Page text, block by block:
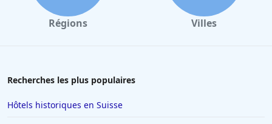
Hôtels au Touquet-Paris-Plage
Hôtels au Lavandou
Régions Villes
Recherches les plus populaires
Hôtels historiques en Suisse